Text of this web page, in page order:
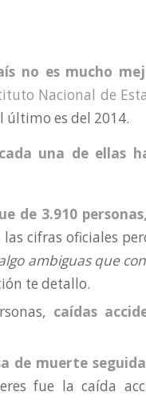
no es mucho
Nacional de
último es del 2014.
una de ellas
de 3.910 personas,
cifras oficiales
ambiguas que
te detallo.
caídas
de muerte
fue la caída